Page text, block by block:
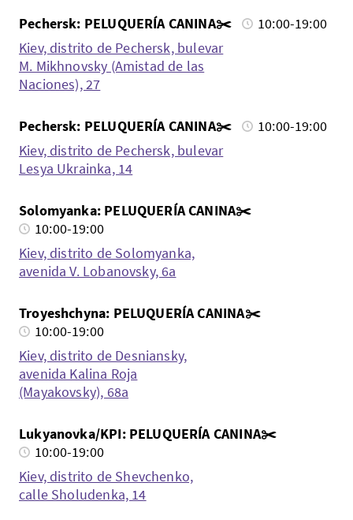
Pechersk: PELUQUERÍA CANINA✂️
10:00-19:00
Kiev, distrito de Pechersk, bulevar
M. Mikhnovsky (Amistad de las
Naciones), 27
Pechersk: PELUQUERÍA CANINA✂️
10:00-19:00
Kiev, distrito de Pechersk, bulevar
Lesya Ukrainka, 14
Solomyanka: PELUQUERÍA CANINA✂️
10:00-19:00
Kiev, distrito de Solomyanka,
avenida V. Lobanovsky, 6a
Troyeshchyna: PELUQUERÍA CANINA✂️
10:00-19:00
Kiev, distrito de Desniansky,
avenida Kalina Roja
(Mayakovsky), 68a
Lukyanovka/KPI: PELUQUERÍA CANINA✂️
10:00-19:00
Kiev, distrito de Shevchenko,
calle Sholudenka, 14